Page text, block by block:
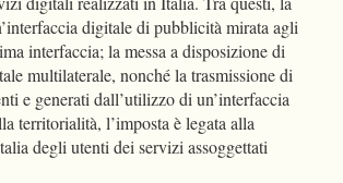
digitale di pubblicità mirata agli
interfaccia; la messa a disposizione di
multilaterale, nonché la trasmissione di
e generati dall’utilizzo di un’interfaccia
territorialità, l’imposta è legata alla
degli utenti dei servizi assoggettati